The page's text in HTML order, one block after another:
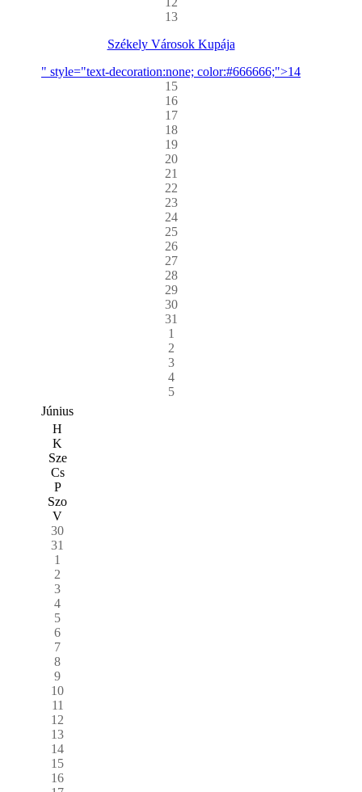
13
Székely Városok Kupája
" style="text-decoration:none; color:#666666;">14
15
16
17
18
19
20
21
22
23
24
25
26
27
28
29
30
31
1
2
3
4
5
Június
H
K
Sze
Cs
P
Szo
V
30
31
1
2
3
4
5
6
7
8
9
10
11
12
13
14
15
16